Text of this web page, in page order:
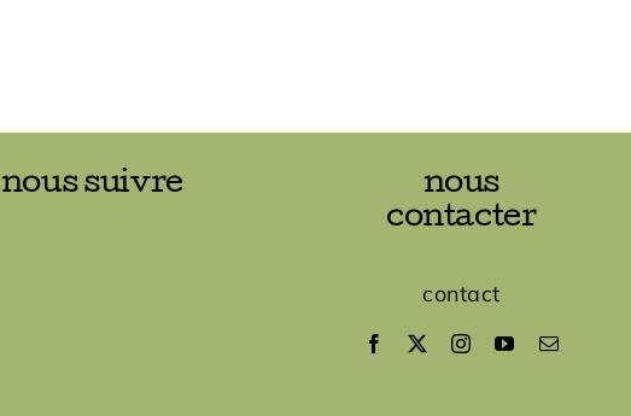
nous suivre
nous
contacter
contact